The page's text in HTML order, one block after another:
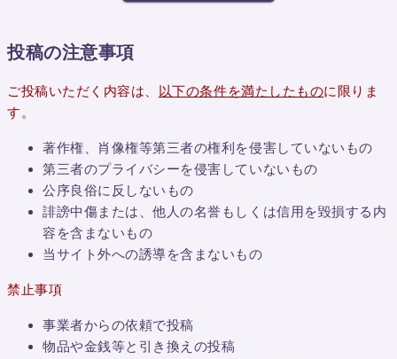
投稿の注意事項
ご投稿いただく内容は、 以下の条件を満たしたものに限りま
す。
著作権、肖像権等第三者の権利を侵害していないもの
第三者のプライバシーを侵害していないもの
公序良俗に反しないもの
誹謗中傷または、他人の名誉もしくは信用を毀損する内
容を含まないもの
当サイト外への誘導を含まないもの
禁止事項
事業者からの依頼で投稿
物品や金銭等と引き換えの投稿